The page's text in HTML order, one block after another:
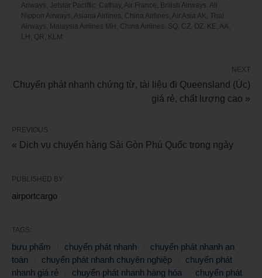
Ariways, Jetstar Paciffic, Cathay, Air France, British Airways. All
Nippon Airways, Asiana Airlines, China Airlines, Air Asia AK, Thai
Airways, Malaysia Airlines MH, China Airlines, SQ, CZ, OZ, KE, AA,
LH, QR, KLM
NEXT
Chuyển phát nhanh chứng từ, tài liệu đi Queensland (Úc)
giá rẻ, chất lượng cao »
PREVIOUS
« Dịch vụ chuyển hàng Sài Gòn Phú Quốc trong ngày
PUBLISHED BY
airportcargo
TAGS:
bưu phẩm chuyển phát nhanh
chuyển phát nhanh an
toàn
chuyển phát nhanh chuyên nghiệp
chuyển phát
nhanh giá rẻ
chuyển phát nhanh hàng hóa
chuyển phát